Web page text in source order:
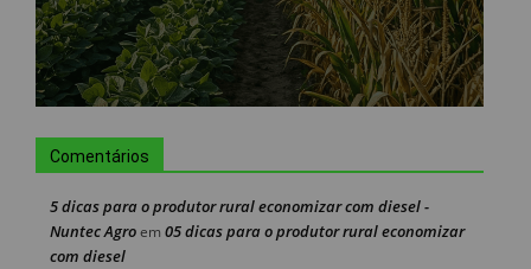
Comentários
5 dicas para o produtor rural economizar com diesel -
Nuntec Agroem 05 dicas para o produtor rural economizar
com diesel